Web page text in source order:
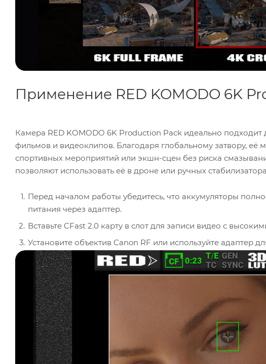
Применение RED KOMODO 6K
Камера RED KOMODO 6K Production Pack идеально подходит для
фильмов и видеоклипов. Благодаря глобальному затвору, её можно использовать для съёмок
спортивных мероприятий или экшн-сцен без риска смазывания изображения. Её лёгкий вес и компактные размеры
Перед началом работы убедитесь, что аккумуляторы полностью заряжены или
питания через адаптер.
Включите камеру с помощью кнопки питания и дождитесь
Для управления камерой удалённо подключите её к Wi-Fi и используйте приложение RED
iOS или Android.